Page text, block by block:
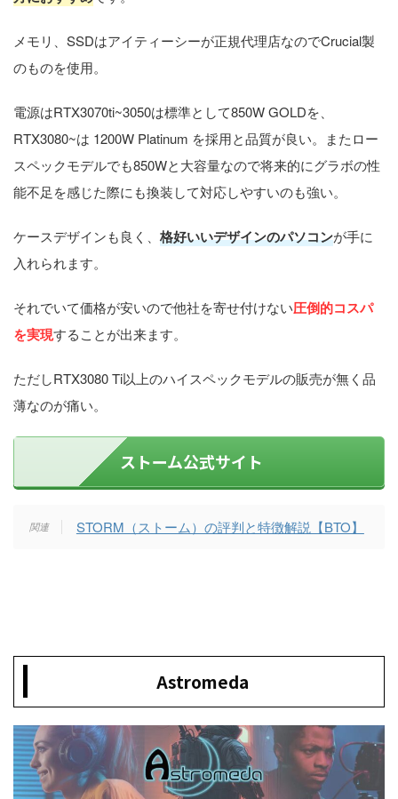
メモリ、SSDはアイティーシーが正規代理店なのでCrucial製
のものを使用。
電源はRTX3070ti~3050は標準として850W GOLDを、
RTX3080~は 1200W Platinum を採用と品質が良い。またロー
スペックモデルでも850Wと大容量なので将来的にグラボの性
能不足を感じた際にも換装して対応しやすいのも強い。
ケースデザインも良く、 格好いいデザインのパソコンが手に
入れられます。
それでいて価格が安いので他社を寄せ付けない圧倒的コスパ
を実現することが出来ます。
ただしRTX3080 Ti以上のハイスペックモデルの販売が無く品
薄なのが痛い。
ストーム公式サイト
STORM（ストーム）の評判と特徴解説【BTO】
Astromeda